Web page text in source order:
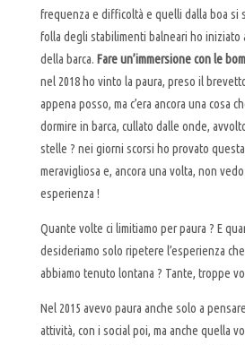
frequenza e difficoltà e quelli dalla boa si
folla degli stabilimenti balneari ho iniziato
della barca. Fare un’immersione con le
nel 2018 ho vinto la paura, preso il
appena posso, ma c’era ancora una cosa
dormire in barca, cullato dalle onde,
stelle ? nei giorni scorsi ho provato
meravigliosa e, ancora una volta, non
esperienza !
Quante volte ci limitiamo per paura ? E
desideriamo solo ripetere l’esperienza
abbiamo tenuto lontana ? Tante, troppe
Nel 2015 avevo paura anche solo a
attività, con i social poi, ma anche quella